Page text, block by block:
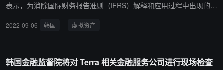
表示，为消除国际财务报告准则（IFRS）解释和应用过程中出现的会
前正在对虚拟资产相关会计准则进行讨论，当下正在财务报表附注中
示，这是现在的政策方向”。 据悉，韩国金管局此前于 7 月 28 日和
2022-09-06 韩国 虚拟资产
韩国金融监督院将对 Terra 相关金融服务公司进行现场检查